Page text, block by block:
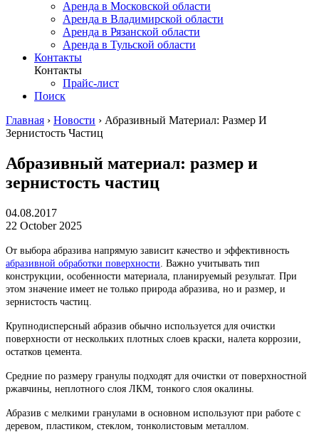
Аренда в Московской области
Аренда в Владимирской области
Аренда в Рязанской области
Аренда в Тульской области
Контакты
Контакты
Прайс-лист
Поиск
Главная › Новости › Абразивный Материал: Размер И
Зернистость Частиц
Абразивный материал: размер и
зернистость частиц
04.08.2017
22 October 2025
От выбора абразива напрямую зависит качество и эффективность
абразивной обработки поверхности . Важно учитывать тип
конструкции, особенности материала, планируемый результат. При
этом значение имеет не только природа абразива, но и размер, и
зернистость частиц.
Крупнодисперсный абразив обычно используется для очистки
поверхности от нескольких плотных слоев краски, налета коррозии,
остатков цемента.
Средние по размеру гранулы подходят для очистки от поверхностной
ржавчины, неплотного слоя ЛКМ, тонкого слоя окалины.
Абразив с мелкими гранулами в основном используют при работе с
деревом, пластиком, стеклом, тонколистовым металлом.